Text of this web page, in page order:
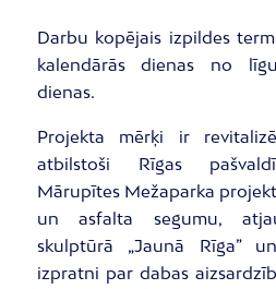
Darbu kopējais izpildes
kalendārās dienas no
dienas.
Projekta mērķi ir
atbilstoši Rīgas
Mārupītes Mežaparka
un asfalta segumu,
skulptūrā „Jaunā Rīga”
izpratni par dabas